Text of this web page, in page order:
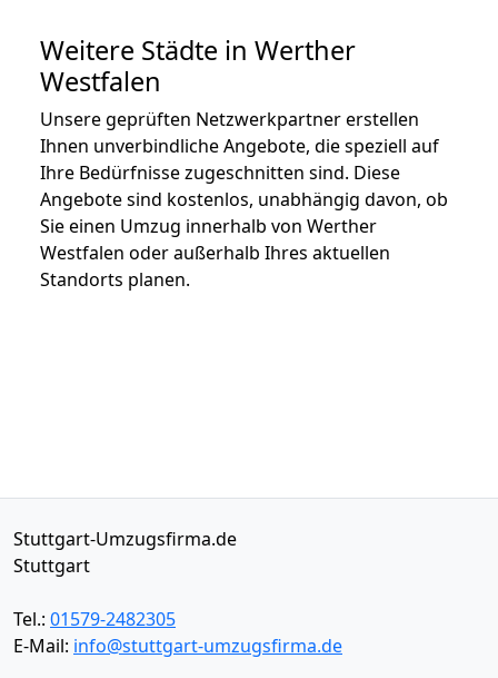
Weitere Städte in Werther
Westfalen
Unsere geprüften Netzwerkpartner erstellen
Ihnen unverbindliche Angebote, die speziell auf
Ihre Bedürfnisse zugeschnitten sind. Diese
Angebote sind kostenlos, unabhängig davon, ob
Sie einen Umzug innerhalb von Werther
Westfalen oder außerhalb Ihres aktuellen
Standorts planen.
Stuttgart-Umzugsfirma.de
Stuttgart
Tel.: 01579-2482305
E-Mail: info@stuttgart-umzugsfirma.de